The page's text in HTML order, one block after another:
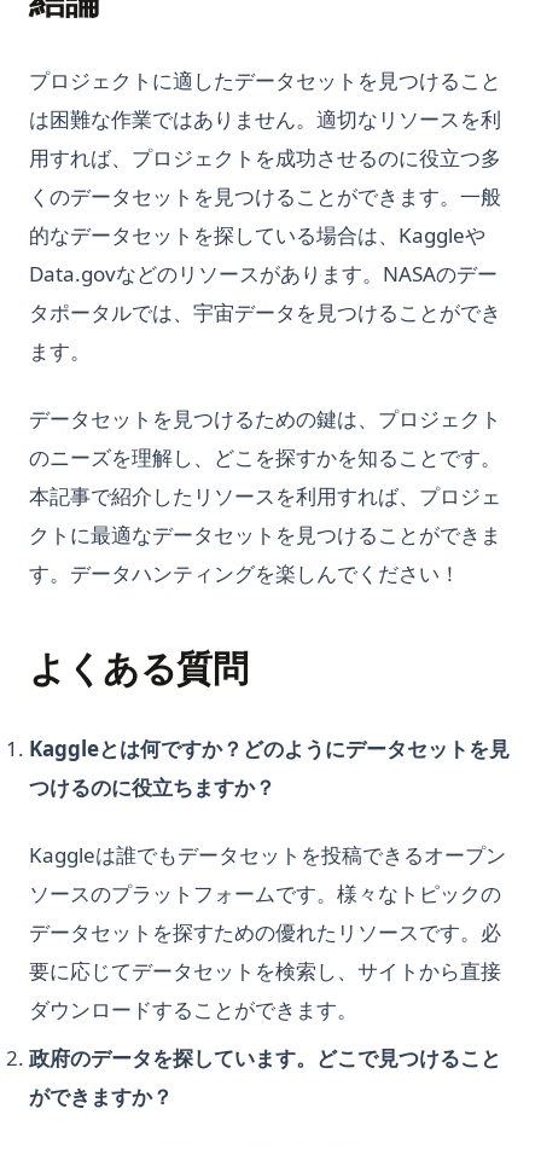
プロジェクトに適したデータセットを見つけること
は困難な作業ではありません。適切なリソースを利
用すれば、プロジェクトを成功させるのに役立つ多
くのデータセットを見つけることができます。一般
的なデータセットを探している場合は、Kaggleや
Data.govなどのリソースがあります。NASAのデー
タポータルでは、宇宙データを見つけることができ
ます。
データセットを見つけるための鍵は、プロジェクト
のニーズを理解し、どこを探すかを知ることです。
本記事で紹介したリソースを利用すれば、プロジェ
クトに最適なデータセットを見つけることができま
す。データハンティングを楽しんでください！
よくある質問
Kaggleとは何ですか？どのようにデータセットを見
つけるのに役立ちますか？
Kaggleは誰でもデータセットを投稿できるオープン
ソースのプラットフォームです。様々なトピックの
データセットを探すための優れたリソースです。必
要に応じてデータセットを検索し、サイトから直接
ダウンロードすることができます。
政府のデータを探しています。どこで見つけること
ができますか？